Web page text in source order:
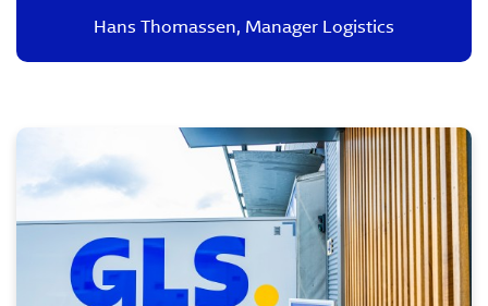
Hans Thomassen, Manager Logistics